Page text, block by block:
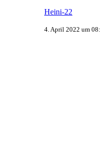
Heini-22
4. April 2022 um